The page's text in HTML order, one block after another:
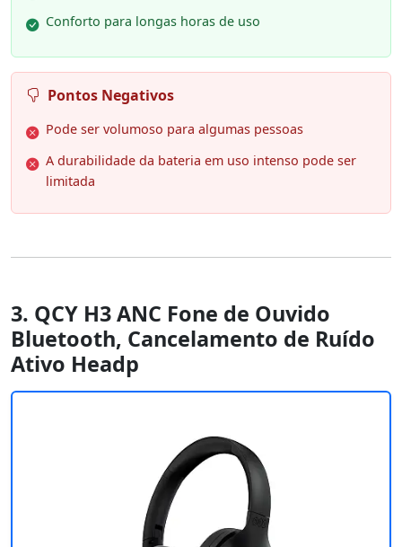
Conforto para longas horas de uso
Pontos Negativos
Pode ser volumoso para algumas pessoas
A durabilidade da bateria em uso intenso pode ser
limitada
3. QCY H3 ANC Fone de Ouvido
Bluetooth, Cancelamento de Ruído
Ativo Headp